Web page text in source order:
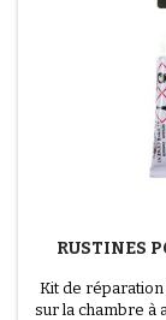
RUSTINES
Kit de réparation
sur la chambre à